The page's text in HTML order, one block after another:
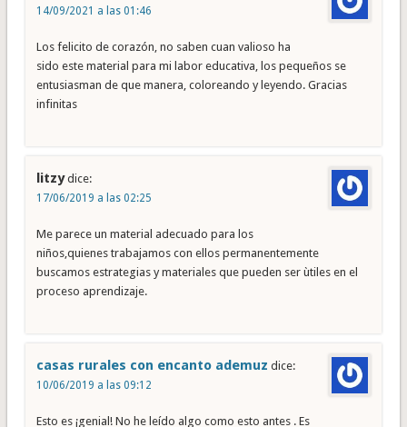
14/09/2021 a las 01:46
Los felicito de corazón, no saben cuan valioso ha
sido este material para mi labor educativa, los pequeños se
entusiasman de que manera, coloreando y leyendo. Gracias
infinitas
litzy dice:
17/06/2019 a las 02:25
Me parece un material adecuado para los
niños,quienes trabajamos con ellos permanentemente
buscamos estrategias y materiales que pueden ser ùtiles en el
proceso aprendizaje.
casas rurales con encanto ademuz dice:
10/06/2019 a las 09:12
Esto es ¡genial! No he leído algo como esto antes . Es